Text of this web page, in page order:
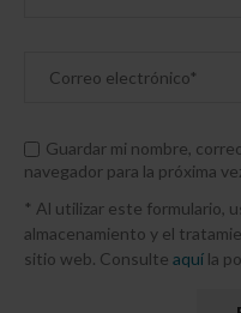
Guardar mi nombre,
navegador para la próxima
* Al utilizar este formulario,
almacenamiento y el
sitio web. Consulte aquí la